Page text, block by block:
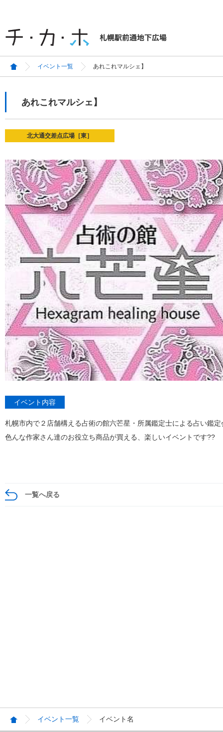
イベント一覧 あれこれマルシェ】
あれこれマルシェ】
北大通交差点広場［東］
イベント内容
札幌市内で２店舗構える占術の館六芒星・所属鑑定士による占い鑑定
色んな作家さん達のお役立ち商品が買える、楽しいイベントです??
一覧へ戻る
イベント一覧 イベント名